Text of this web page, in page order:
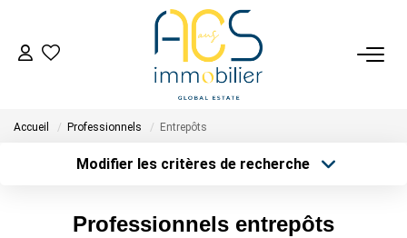
Tous Nos Biens En Vente
- Biens D'investissement
Déposez Votre Recherche D'achat
Accueil Professionnels Entrepôts
Modifier les critères de recherche
Type de bienProfessionnels entrepôts